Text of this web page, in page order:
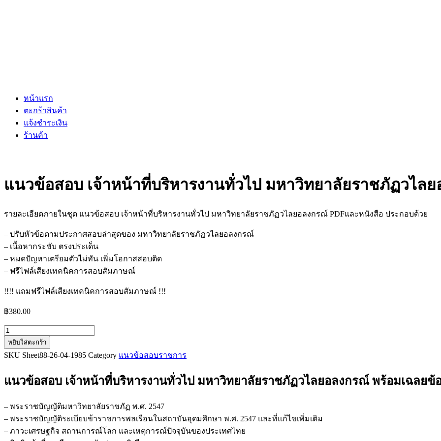
หน้าแรก
ตะกร้าสินค้า
แจ้งชำระเงิน
ร้านค้า
แนวข้อสอบ เจ้าหน้าที่บริหารงานทั่วไป มหาวิทยาลัยราชภัฏวไล
รายละเอียดภายในชุด แนวข้อสอบ เจ้าหน้าที่บริหารงานทั่วไป มหาวิทยาลัยราชภัฏวไลยอลงกรณ์ PDFและหนังสือ ประกอบด้วย
– ปรับหัวข้อตามประกาศสอบล่าสุดของ มหาวิทยาลัยราชภัฏวไลยอลงกรณ์
– เนื้อหากระชับ ตรงประเด็น
– หมดปัญหาเตรียมตัวไม่ทัน เพิ่มโอกาสสอบติด
– ฟรีไฟล์เสียงเทคนิคการสอบสัมภาษณ์
!!!! แถมฟรีไฟล์เสียงเทคนิคการสอบสัมภาษณ์ !!!
฿380.00
จำนวน
แนว
ข้อสอบ
หน้าที่
งาน
ทั่วไป
มหา
หยิบใส่ตะกร้า
SKU Sheet88-26-04-1985 Category แนวข้อสอบราชการ
แนวข้อสอบ เจ้าหน้าที่บริหารงานทั่วไป มหาวิทยาลัยราชภัฏวไลยอลงกรณ์พร้อมเฉลยข้
– พระราชบัญญัติมหาวิทยาลัยราชภัฏ พ.ศ. 2547
– พระราชบัญญัติระเบียบข้าราชการพลเรือนในสถาบันอุดมศึกษา พ.ศ. 2547 และที่แก้ไขเพิ่มเติม
– ภาวะเศรษฐกิจ สถานการณ์โลก และเหตุการณ์ปัจจุบันของประเทศไทย